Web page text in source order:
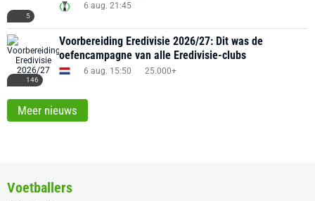
5
6 aug. 21:45
146
Voorbereiding Eredivisie 2026/27: Dit was de
oefencampagne van alle Eredivisie-clubs
6 aug. 15:50 25.000+
Meer nieuws
Voetballers